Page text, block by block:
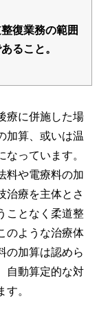
復業務の範囲
ること。
療に併施した場
加算、或いは温
っています。
料や電療料の加
治療を主体とさ
ことなく柔道整
のような治療体
の加算は認めら
自動算定的な対
。